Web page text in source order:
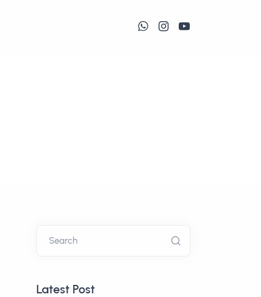
Search
Latest Post